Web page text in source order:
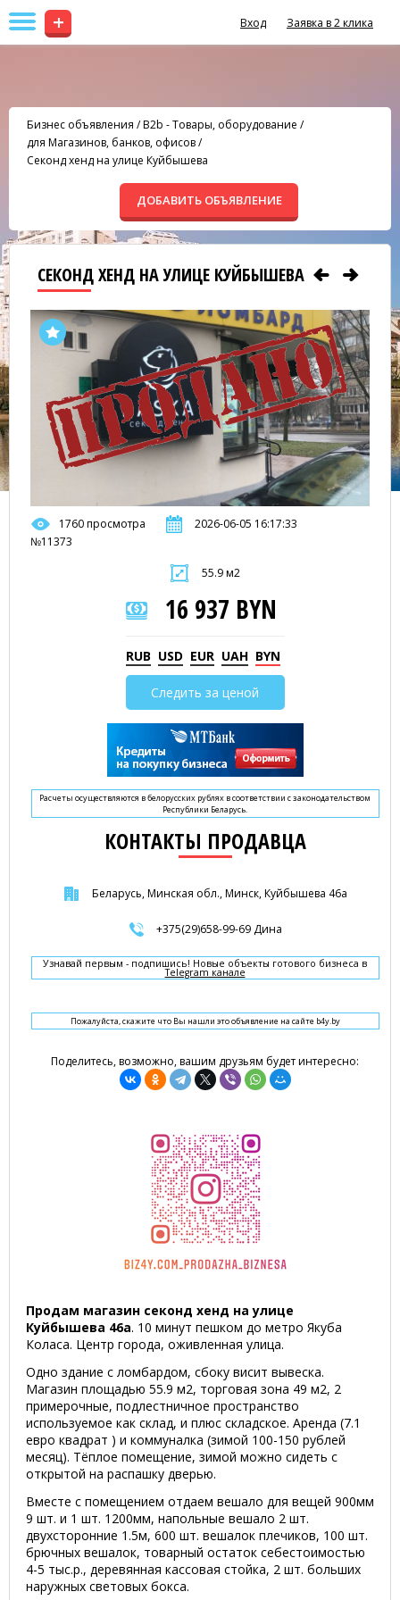
+ Вход Заявка в 2 клика
Бизнес объявления /B2b - Товары, оборудование /
для Магазинов, банков, офисов/
Секонд хенд на улице Куйбышева
ДОБАВИТЬ ОБЪЯВЛЕНИЕ
СЕКОНД ХЕНД НА УЛИЦЕ КУЙБЫШЕВА
1760 просмотра
2026-06-05 16:17:33
№11373
55.9 м2
16 937 BYN
RUB USD EUR UAH BYN
Следить за ценой
Расчеты осуществляются в белорусских рублях в соответствии с законодательством
Республики Беларусь.
КОНТАКТЫ ПРОДАВЦА
Беларусь, Минская обл., Минск, Куйбышева 46а
+375(29)658-99-69 Дина
Узнавай первым - подпишись! Новые объекты готового бизнеса в
Telegram канале
Пожалуйста, скажите что Вы нашли это объявление на сайте b4y.by
Поделитесь, возможно, вашим друзьям будет интересно:
Продам магазин секонд хенд на улице
Куйбышева 46а. 10 минут пешком до метро Якуба
Коласа. Центр города, оживленная улица.
Одно здание с ломбардом, сбоку висит вывеска.
Магазин площадью 55.9 м2, торговая зона 49 м2, 2
примерочные, подлестничное пространство
используемое как склад, и плюс складское. Аренда (7.1
евро квадрат ) и коммуналка (зимой 100-150 рублей
месяц). Тёплое помещение, зимой можно сидеть с
открытой на распашку дверью.
Вместе с помещением отдаем вешало для вещей 900мм
9 шт. и 1 шт. 1200мм, напольные вешало 2 шт.
двухсторонние 1.5м, 600 шт. вешалок плечиков, 100 шт.
брючных вешалок, товарный остаток себестоимостью
4-5 тыс.р., деревянная кассовая стойка, 2 шт. больших
наружных световых бокса.